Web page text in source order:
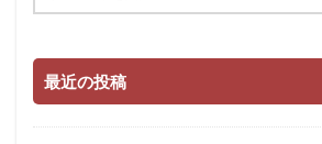
最近の投稿